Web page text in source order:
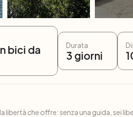
bici da
Durata
3 giorni
libertà che offre: senza una guida, sei